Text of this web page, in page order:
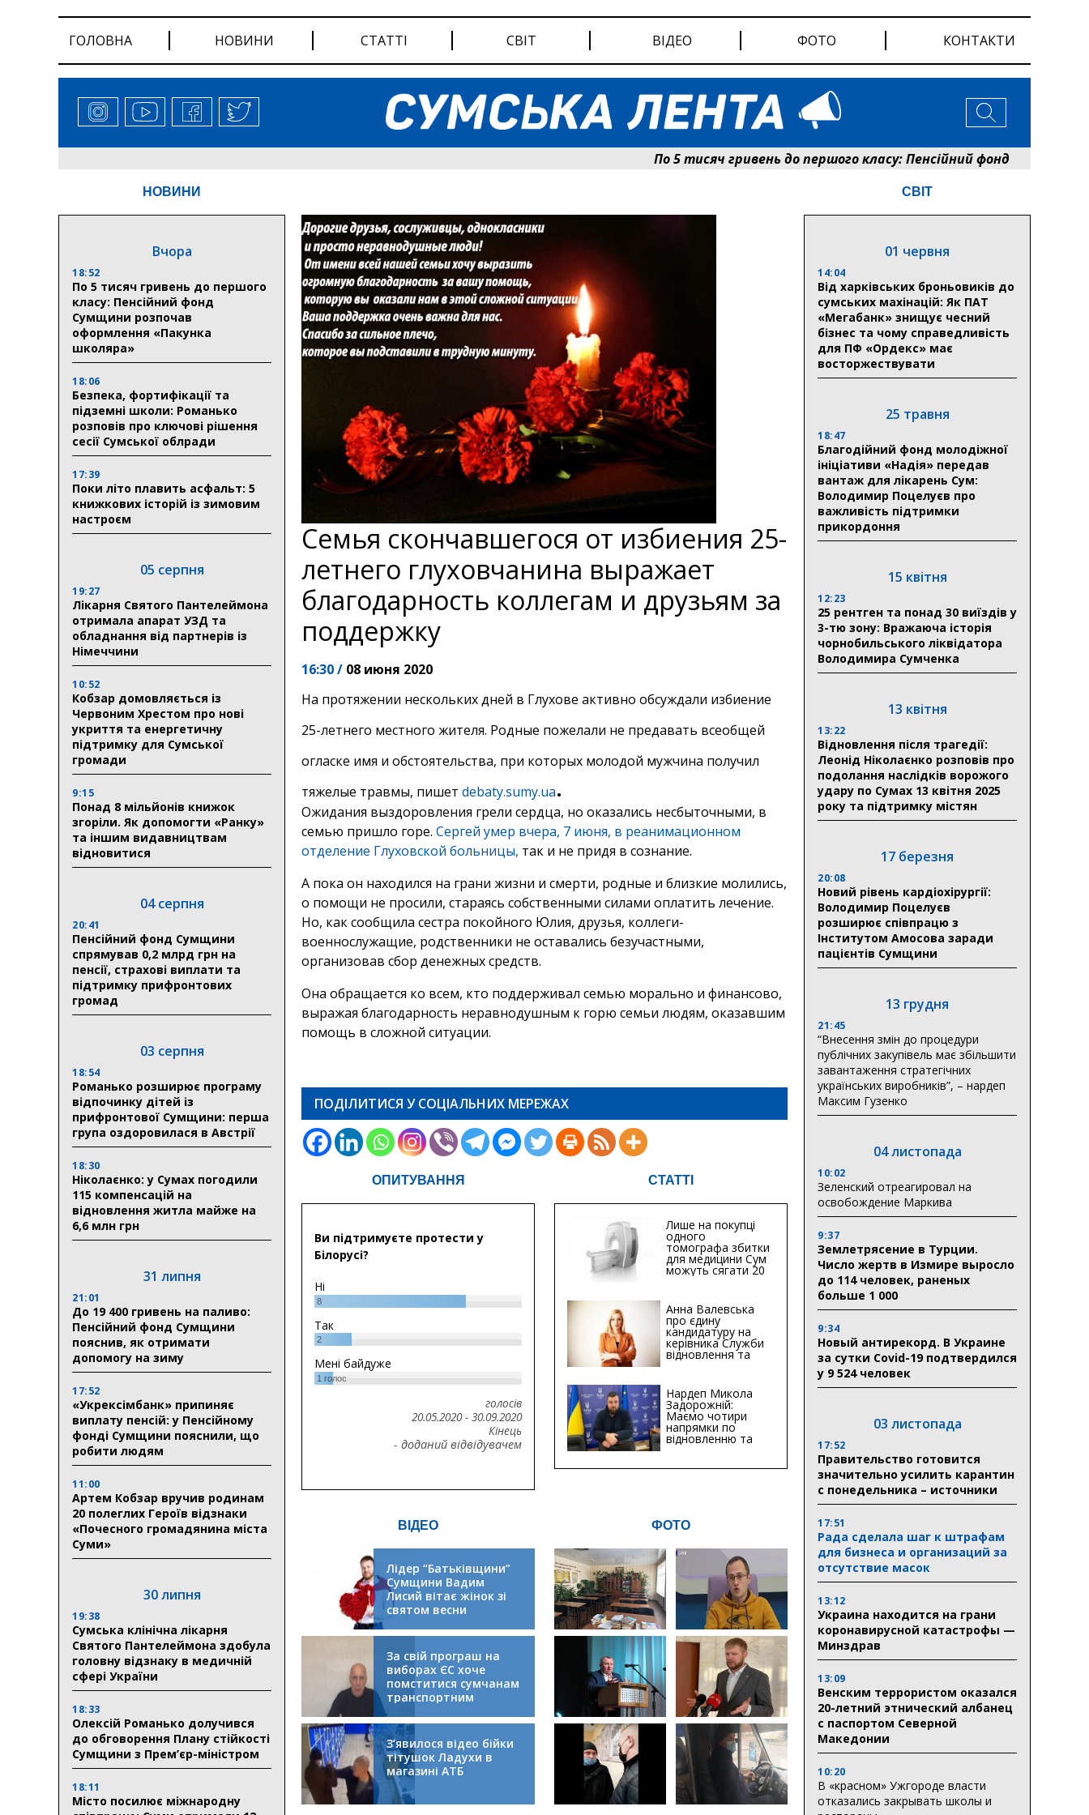
ГОЛОВНА НОВИНИ СТАТТІ СВІТ ВІДЕО ФОТО КОНТАКТИ
По 5 тисяч гривень до першого класу: Пенсійний фонд Сумщини
НОВИНИ
Вчора
18:52
По 5 тисяч гривень до першого
класу: Пенсійний фонд
Сумщини розпочав
оформлення «Пакунка
школяра»
18:06
Безпека, фортифікації та
підземні школи: Романько
розповів про ключові рішення
сесії Сумської облради
17:39
Поки літо плавить асфальт: 5
книжкових історій із зимовим
настроєм
05 серпня
19:27
Лікарня Святого Пантелеймона
отримала апарат УЗД та
обладнання від партнерів із
Німеччини
10:52
Кобзар домовляється із
Червоним Хрестом про нові
укриття та енергетичну
підтримку для Сумської
громади
9:15
Понад 8 мільйонів книжок
згоріли. Як допомогти «Ранку»
та іншим видавництвам
відновитися
04 серпня
20:41
Пенсійний фонд Сумщини
спрямував 0,2 млрд грн на
пенсії, страхові виплати та
підтримку прифронтових
громад
03 серпня
18:54
Романько розширює програму
відпочинку дітей із
прифронтової Сумщини: перша
група оздоровилася в Австрії
18:30
Ніколаєнко: у Сумах погодили
115 компенсацій на
відновлення житла майже на
6,6 млн грн
31 липня
21:01
До 19 400 гривень на паливо:
Пенсійний фонд Сумщини
пояснив, як отримати
допомогу на зиму
17:52
«Укрексімбанк» припиняє
виплату пенсій: у Пенсійному
фонді Сумщини пояснили, що
робити людям
11:00
Артем Кобзар вручив родинам
20 полеглих Героїв відзнаки
«Почесного громадянина міста
Суми»
30 липня
19:38
Сумська клінічна лікарня
Святого Пантелеймона здобула
головну відзнаку в медичній
сфері України
18:33
Олексій Романько долучився
до обговорення Плану стійкості
Сумщини з Прем’єр-міністром
18:11
Місто посилює міжнародну
Семья скончавшегося от избиения 25-
летнего глуховчанина выражает
благодарность коллегам и друзьям за
поддержку
16:30 / 08 июня 2020
На протяжении нескольких дней в Глухове активно обсуждали избиение
25-летнего местного жителя. Родные пожелали не предавать всеобщей
огласке имя и обстоятельства, при которых молодой мужчина получил
тяжелые травмы, пишет debaty.sumy.ua.
Ожидания выздоровления грели сердца, но оказались несбыточными, в
семью пришло горе. Сергей умер вчера, 7 июня, в реанимационном
отделение Глуховской больницы, так и не придя в сознание.
А пока он находился на грани жизни и смерти, родные и близкие молились,
о помощи не просили, стараясь собственными силами оплатить лечение.
Но, как сообщила сестра покойного Юлия, друзья, коллеги-
военнослужащие, родственники не оставались безучастными,
организовав сбор денежных средств.
Она обращается ко всем, кто поддерживал семью морально и финансово,
выражая благодарность неравнодушным к горю семьи людям, оказавшим
помощь в сложной ситуации.
ПОДІЛИТИСЯ У СОЦІАЛЬНИХ МЕРЕЖАХ
ОПИТУВАННЯ
Ви підтримуєте протести у
Білорусі?
Ні
8
Так
2
Мені байдуже
1голос
голосів
20.05.2020- 30.09.2020
Кінець
- доданий відвідувачем
СТАТТІ
Лише на покупці
одного
томографа збитки
для медицини Сум
можуть сягати 20
мільйонів гривень
Анна Валевська
про єдину
кандидатуру на
керівника Служби
відновлення та
інфраструктури у
Хіба...
Нардеп Микола
Задорожній:
Маємо чотири
напрямки по
відновленню та
будівництву
інфраструктури
ВІДЕО
Лідер “Батьківщини”
Сумщини Вадим
Лисий вітає жінок зі
святом весни
За свій програш на
виборах ЄС хоче
помститися сумчанам
транспортним
колапсом
З’явилося відео бійки
тітушок Ладухи в
магазині АТБ
ФОТО
СВІТ
01 червня
14:04
Від харківських броньовиків до
сумських махінацій: Як ПАТ
«Мегабанк» знищує чесний
бізнес та чому справедливість
для ПФ «Ордекс» має
восторжествувати
25 травня
18:47
Благодійний фонд молодіжної
ініціативи «Надія» передав
вантаж для лікарень Сум:
Володимир Поцелуєв про
важливість підтримки
прикордоння
15 квітня
12:23
25 рентген та понад 30 виїздів у
3-тю зону: Вражаюча історія
чорнобильського ліквідатора
Володимира Сумченка
13 квітня
13:22
Відновлення після трагедії:
Леонід Ніколаєнко розповів про
подолання наслідків ворожого
удару по Сумах 13 квітня 2025
року та підтримку містян
17 березня
20:08
Новий рівень кардіохірургії:
Володимир Поцелуєв
розширює співпрацю з
Інститутом Амосова заради
пацієнтів Сумщини
13 грудня
21:45
“Внесення змін до процедури
публічних закупівель має збільшити
завантаження стратегічних
українських виробників”, – нардеп
Максим Гузенко
04 листопада
10:02
Зеленский отреагировал на
освобождение Маркива
9:37
Землетрясение в Турции.
Число жертв в Измире выросло
до 114 человек, раненых
больше 1 000
9:34
Новый антирекорд. В Украине
за сутки Covid-19 подтвердился
у 9 524 человек
03 листопада
17:52
Правительство готовится
значительно усилить карантин
с понедельника – источники
17:51
Рада сделала шаг к штрафам
для бизнеса и организаций за
отсутствие масок
13:12
Украина находится на грани
коронавирусной катастрофы —
Минздрав
13:09
Венским террористом оказался
20-летний этнический албанец
с паспортом Северной
Македонии
10:20
В «красном» Ужгороде власти
отказались закрывать школы и